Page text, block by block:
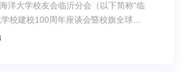
洋大学校友会临沂分会（以下简称“临
校建校100周年座谈会暨校旗全球传
递仪式举行。国际欧亚科学院院士、